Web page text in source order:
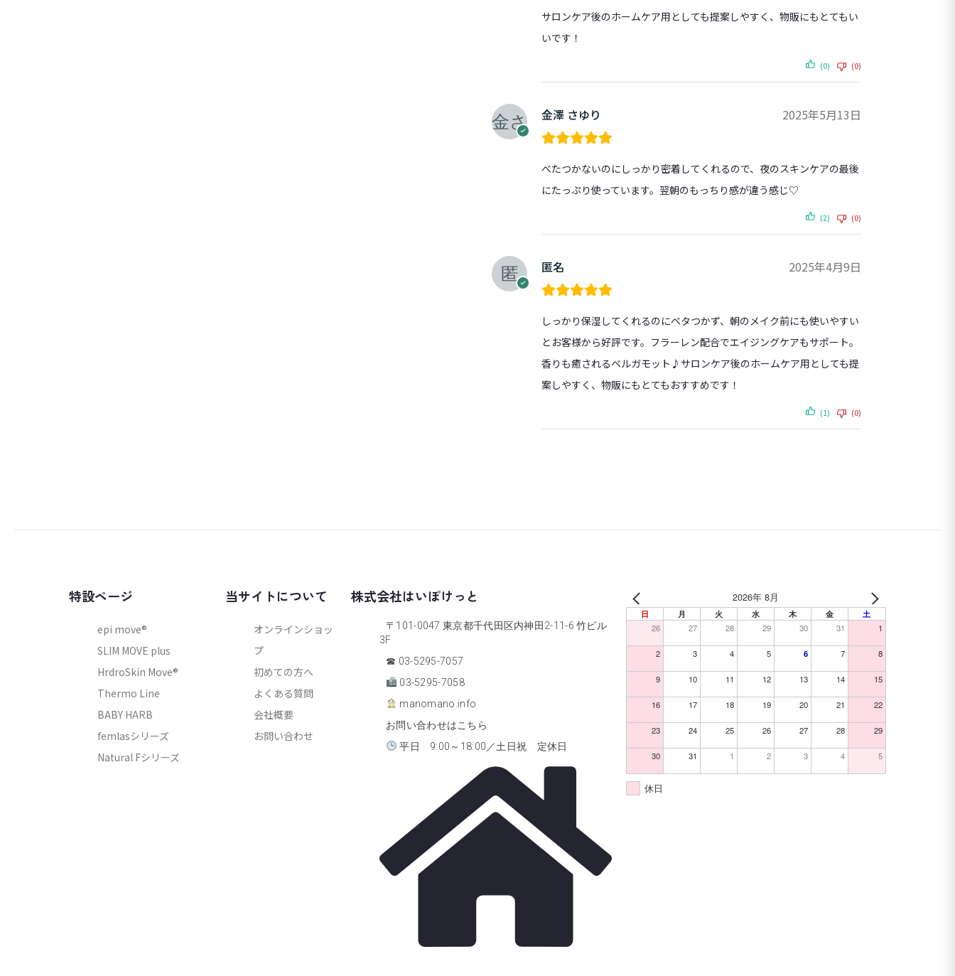
サロンケア後のホームケア用としても提案しやすく、物販にもとてもい
いです！
(0) (0)
金澤 さゆり 2025年5月13日
べたつかないのにしっかり密着してくれるので、夜のスキンケアの最後
にたっぷり使っています。翌朝のもっちり感が違う感じ♡
(2) (0)
匿名 2025年4月9日
しっかり保湿してくれるのにベタつかず、朝のメイク前にも使いやすい
とお客様から好評です。フラーレン配合でエイジングケアもサポート。
香りも癒されるベルガモット♪サロンケア後のホームケア用としても提
案しやすく、物販にもとてもおすすめです！
(1) (0)
特設ページ
epi move®
SLIM MOVE plus
HrdroSkin Move®
Thermo Line
BABY HARB
femlasシリーズ
Natural Fシリーズ
当サイトについて
オンラインショッ
プ
初めての方へ
よくある質問
会社概要
お問い合わせ
株式会社はいぽけっと
〒101-0047 東京都千代田区内神田2-11-6 竹ビル
3F
☎ 03-5295-7057
03-5295-7058
manomano.info
お問い合わせはこちら
平日 9:00～18:00／土日祝 定休日
2026年 8月
日 月 火 水 木 金
土
26
27 28 29 30 31 1
2 3 4 5 6 7 8
9 10 11 12 13 14 15
16 17 18 19 20 21 22
23 24 25 26 27 28 29
30 31 1 2 3 4 5
休日